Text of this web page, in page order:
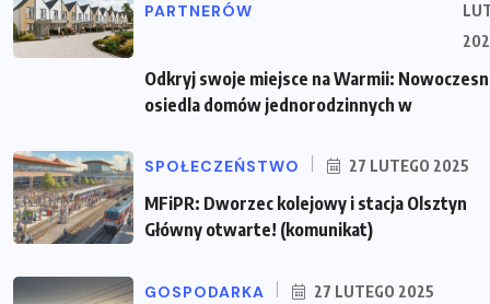
PARTNERÓW
Odkryj swoje miejsce na Warmii:
osiedla domów jednorodzinnych w
SPOŁECZEŃSTWO 27 LUTEGO 2025
MFiPR: Dworzec kolejowy i stacja Olsztyn
Główny otwarte! (komunikat)
GOSPODARKA 27 LUTEGO 2025